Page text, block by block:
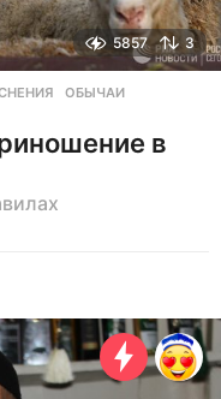
5857 3
,ОБЫЧАИ
в